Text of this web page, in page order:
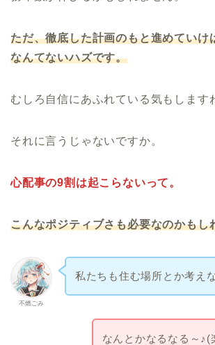
ただ、徹底した計画のもと進めていけ
なんてないハズです。
むしろ自信にあふれている気もします
それに言うじゃないですか。
心配事の9割は起こらないって。
こんなポジティブさも必要なのかもし
不燃ごみ
私たちも住む場所とか考え
なんとかなるなる～♪(